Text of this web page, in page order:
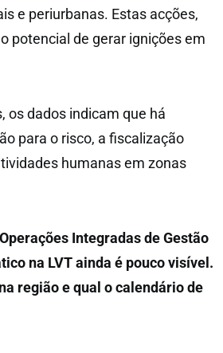
e periurbanas. Estas acções,
potencial de gerar ignições em
os dados indicam que há
para o risco, a fiscalização
humanas em zonas
Integradas de Gestão
na LVT ainda é pouco visível.
região e qual o calendário de